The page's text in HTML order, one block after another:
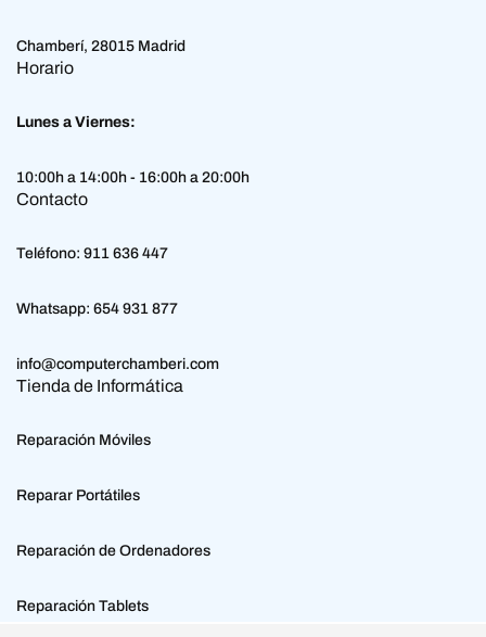
Chamberí, 28015 Madrid
Horario
Lunes a Viernes:
10:00h a 14:00h - 16:00h a 20:00h
Contacto
Teléfono: 911 636 447
Whatsapp: 654 931 877
info@computerchamberi.com
Tienda de Informática
Reparación Móviles
Reparar Portátiles
Reparación de Ordenadores
Reparación Tablets